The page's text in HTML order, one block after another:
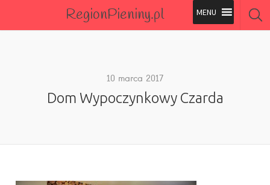
RegionPieniny.pl
Wszystkie Obiekty
10 marca 2017
Dom Wypoczynkowy Czarda